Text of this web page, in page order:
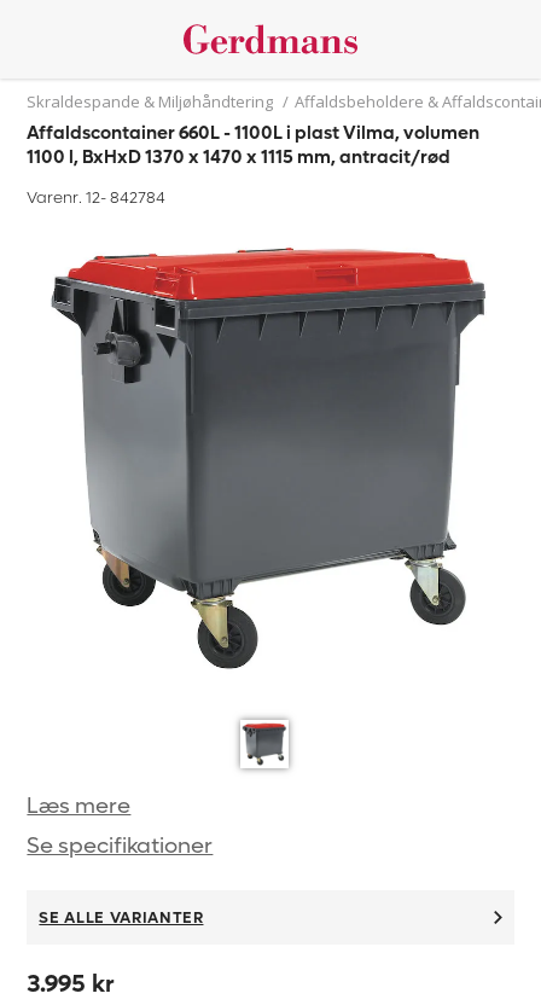
Skraldespande & Miljøhåndtering / Affaldsbeholdere &
Affaldscontainer 660L - 1100L i plast Vilma, volumen
1100 l, BxHxD 1370 x 1470 x 1115 mm, antracit/rød
Varenr. 12-842784
Læs mere
Se specifikationer
SE ALLE VARIANTER
3.995 kr